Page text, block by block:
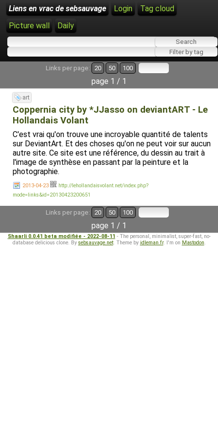
Liens en vrac de sebsauvage Login
Tag cloud
Picture wall
Daily
Links per page: 20 50 100
page 1 / 1
art
Coppernia city by *JJasso on deviantART - Le
Hollandais Volant
C'est vrai qu'on trouve une incroyable quantité de talents
sur DeviantArt. Et des choses qu'on ne peut voir sur aucun
autre site. Ce site est une référence, du dessin au trait à
l'image de synthèse en passant par la peinture et la
photographie.
2013-04-23
http://lehollandaisvolant.net/index.php?
mode=links&id=20130423200651
Links per page: 20 50 100
page 1 / 1
Shaarli 0.0.41 beta modifiée - 2022-08-11 - The personal, minimalist, super-fast, no-
database delicious clone. By sebsauvage.net. Theme by idleman.fr. I'm on Mastodon.